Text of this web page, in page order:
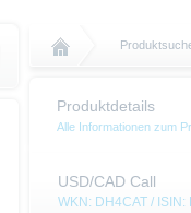
Produktdetails
Alle Informationen zum
USD/CAD Call
WKN: DH4CAT /